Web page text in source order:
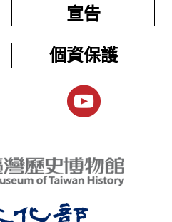
宣告
個資保護